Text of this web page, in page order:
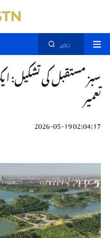
تلاش
سبز مستقبل کی تشکیل:
تعمیر
02:04:17 2026-05-19